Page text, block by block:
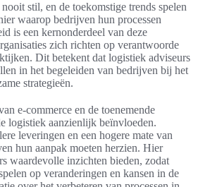
stil, en de toekomstige trends spelen
waarop bedrijven hun processen
is een kernonderdeel van deze
zich richten op verantwoorde
Dit betekent dat logistiek adviseurs
in het begeleiden van bedrijven bij het
strategieën.
e-commerce en de toenemende
logistiek aanzienlijk beïnvloeden.
leveringen en een hogere mate van
hun aanpak moeten herzien. Hier
waardevolle inzichten bieden, zodat
op veranderingen en kansen in de